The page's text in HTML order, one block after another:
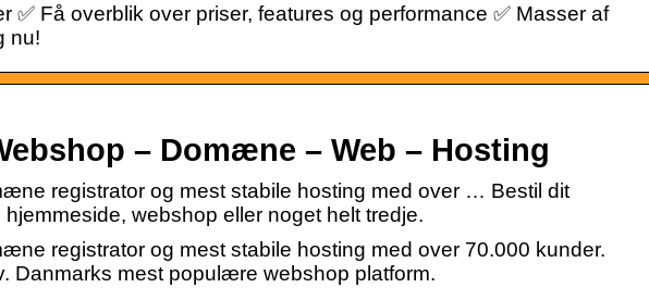
✅ Få overblik over priser, features og performance ✅ Masser af
nu!
– Domæne – Web – Hosting
registrator og mest stabile hosting med over … Bestil dit
webshop eller noget helt tredje.
registrator og mest stabile hosting med over 70.000 kunder.
Danmarks mest populære webshop platform.